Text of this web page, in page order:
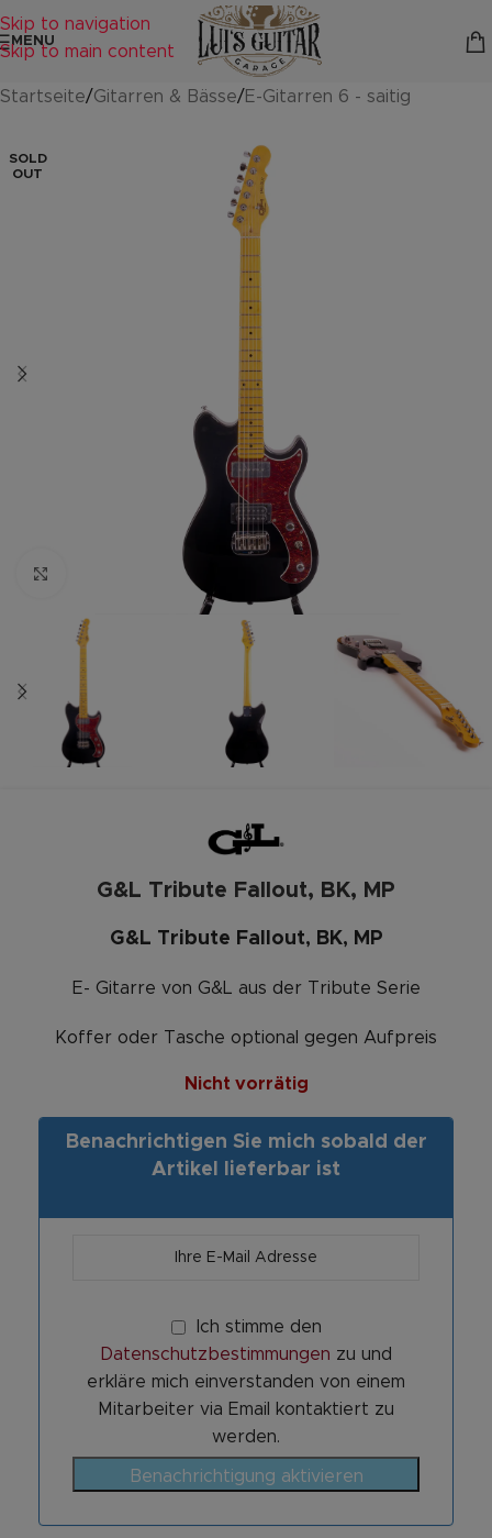
Skip to navigation
Skip to main content
MENU
Startseite/Gitarren & Bässe/E-Gitarren 6 - saitig
SOLD
OUT
Zum vergrößern anklicken
G&L Tribute Fallout, BK, MP
G&L Tribute Fallout, BK, MP
E- Gitarre von G&L aus der Tribute Serie
Koffer oder Tasche optional gegen Aufpreis
Nicht vorrätig
Benachrichtigen Sie mich sobald der
Artikel lieferbar ist
Ich stimme den
Datenschutzbestimmungen zu und
erkläre mich einverstanden von einem
Mitarbeiter via Email kontaktiert zu
werden.
Benachrichtigung aktivieren